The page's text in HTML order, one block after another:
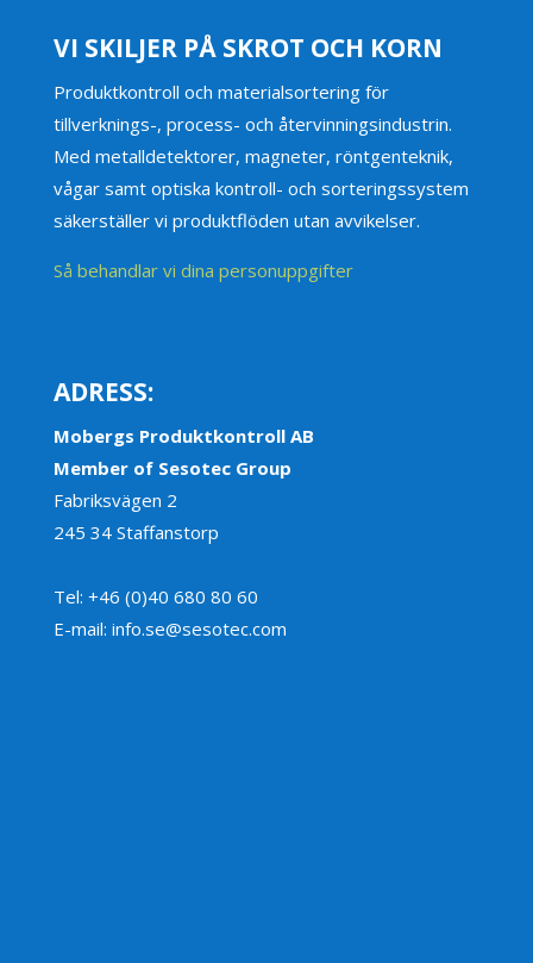
VI SKILJER PÅ SKROT OCH KORN
Produktkontroll och materialsortering för
tillverknings-, process- och återvinningsindustrin.
Med metalldetektorer, magneter, röntgenteknik,
vågar samt optiska kontroll- och sorteringssystem
säkerställer vi produktflöden utan avvikelser.
Så behandlar vi dina personuppgifter
ADRESS:
Mobergs Produktkontroll AB
Member of Sesotec Group
Fabriksvägen 2
245 34 Staffanstorp
Tel: +46 (0)40 680 80 60
E-mail: info.se@sesotec.com